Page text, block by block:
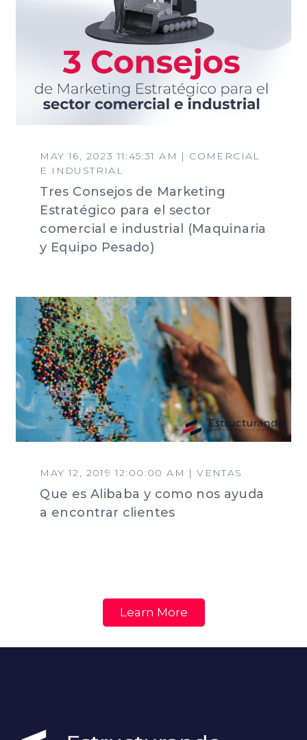
MAY 16, 2023 11:45:31 AM | COMERCIAL
E INDUSTRIAL
Tres Consejos de Marketing
Estratégico para el sector
comercial e industrial (Maquinaria
y Equipo Pesado)
MAY 12, 2019 12:00:00 AM | VENTAS
Que es Alibaba y como nos ayuda
a encontrar clientes
Learn More